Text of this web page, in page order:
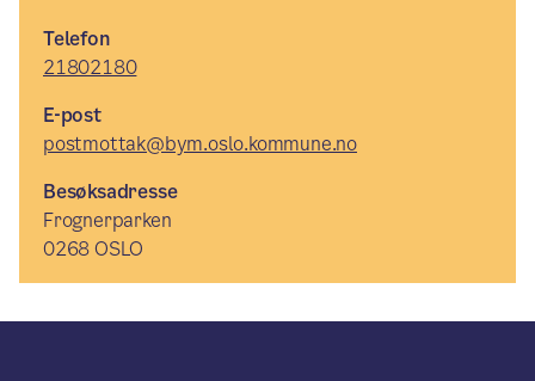
Telefon
21802180
E-post
postmottak@bym.oslo.kommune.no
Besøksadresse
Frognerparken
0268 OSLO